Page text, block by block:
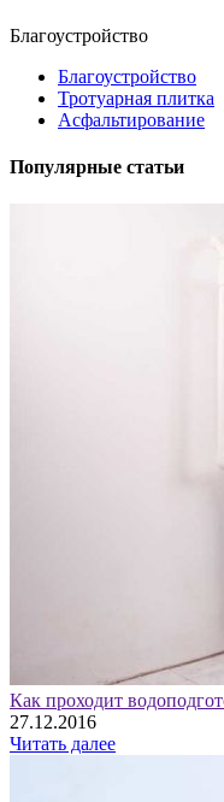
Благоустройство
Благоустройство
Тротуарная плитка
Асфальтирование
Популярные статьи
Как проходит
27.12.2016
Читать далее